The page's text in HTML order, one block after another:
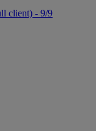
client) - 9/9